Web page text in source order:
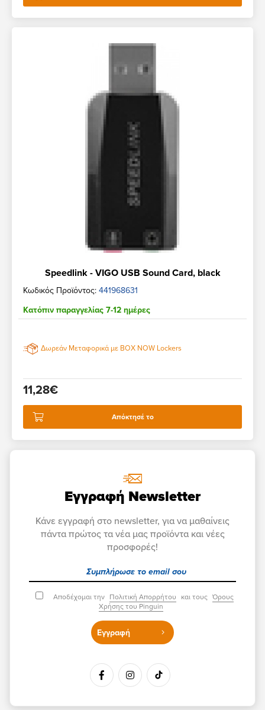
Speedlink - VIGO USB Sound Card, black
Κωδικός Προϊόντος: 441968631
Κατόπιν παραγγελίας 7-12 ημέρες
Δωρεάν Μεταφορικά με BOX NOW Lockers
11,28€
Απόκτησέ το
Εγγραφή Newsletter
Κάνε εγγραφή στο newsletter, για να μαθαίνεις
πάντα πρώτος τα νέα μας προϊόντα και νέες
προσφορές!
Αποδέχομαι την Πολιτική Απορρήτου και τους Όρους
Χρήσης του Pinguin
Εγγραφή